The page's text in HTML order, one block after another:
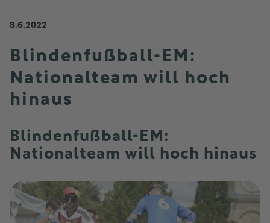
8.6.2022
Blindenfußball-EM:
Nationalteam will hoch
hinaus
Blindenfußball-EM:
Nationalteam will hoch hinaus